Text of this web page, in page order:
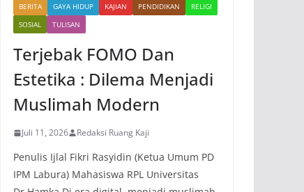
BERITA GAYA HIDUP KAJIAN PENDIDIKAN
RELIGI
SOSIAL
TULISAN
Terjebak FOMO Dan
Estetika : Dilema Menjadi
Muslimah Modern
Juli 11, 2026 Redaksi Ruang Kaji
Penulis Ijlal Fikri Rasyidin (Ketua Umum PD
IPM Labura) Mahasiswa RPL Universitas